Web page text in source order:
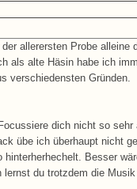
allerersten Probe alleine
als alte Häsin habe ich
verschiedensten Gründen.
dich nicht so sehr
übe ich überhaupt nicht
Besser
du trotzdem die